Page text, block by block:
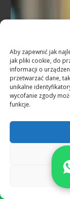
Aby zapewnić jak
jak pliki cookie, do
informacji o
przetwarzać dane,
unikalne
wycofanie zgody
funkcje.
w
na
To